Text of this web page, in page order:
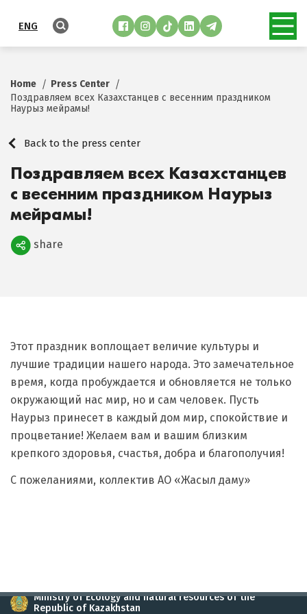
ENG
Home
Press Center
Поздравляем всех Казахстанцев с весенним праздником
Наурыз мейрамы!
Back to the press center
Поздравляем всех Казахстанцев
с весенним праздником Наурыз
мейрамы!
Поделиться
share
Этот праздник воплощает величие культуры и
лучшие традиции нашего народа. Это замечательное
время, когда пробуждается и обновляется не только
окружающий нас мир, но и сам человек. Пусть
Наурыз принесет в каждый дом мир, спокойствие и
процветание! Желаем вам и вашим близким
крепкого здоровья, счастья, добра и благополучия!
С пожеланиями, коллектив АО «Жасыл даму»
Ministry of Ecology and natural resources of the
Republic of Kazakhstan